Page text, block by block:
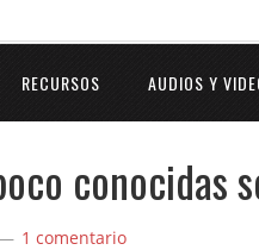
RECURSOS AUDIOS Y
conocidas
1 comentario